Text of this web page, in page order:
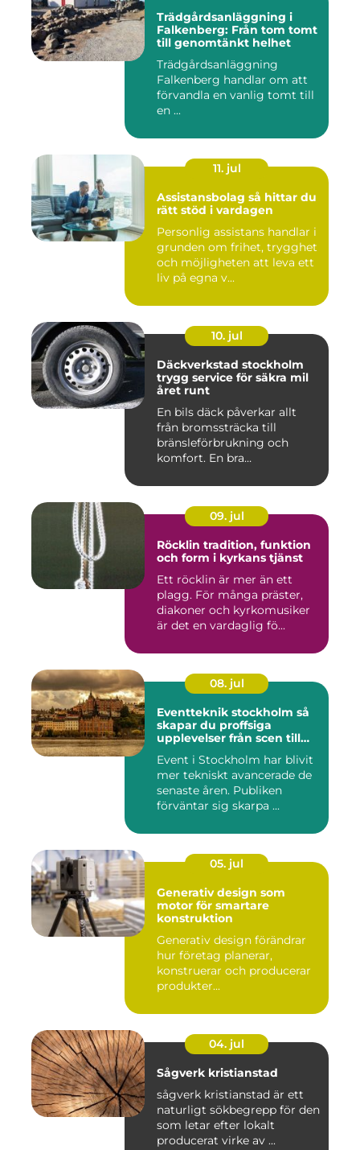
Trädgårdsanläggning i
Falkenberg: Från tom tomt
till genomtänkt helhet
Trädgårdsanläggning
Falkenberg handlar om att
förvandla en vanlig tomt till
en ...
11. jul
Assistansbolag så hittar du
rätt stöd i vardagen
Personlig assistans handlar i
grunden om frihet, trygghet
och möjligheten att leva ett
liv på egna v...
10. jul
Däckverkstad stockholm
trygg service för säkra mil
året runt
En bils däck påverkar allt
från bromssträcka till
bränsleförbrukning och
komfort. En bra
09. jul
Röcklin tradition, funktion
och form i kyrkans tjänst
Ett röcklin är mer än ett
plagg. För många präster,
diakoner och kyrkomusiker
är det en vardaglig fö...
08. jul
Eventteknik stockholm så
skapar du proffsiga
upplevelser från scen till
Event i Stockholm har blivit
mer tekniskt avancerade de
senaste åren. Publiken
förväntar sig skarpa ...
05. jul
Generativ design som
motor för smartare
konstruktion
Generativ design förändrar
hur företag planerar,
konstruerar och producerar
produkter...
04. jul
Sågverk kristianstad
sågverk kristianstad är ett
naturligt sökbegrepp för den
som letar efter lokalt
producerat virke av ...